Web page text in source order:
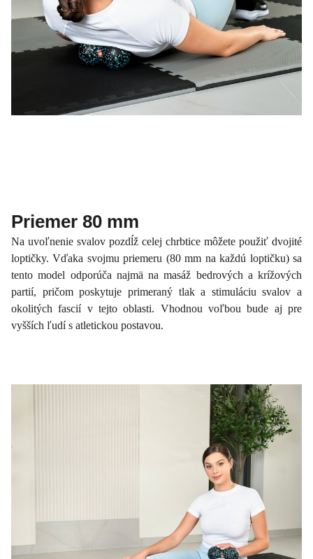
Priemer 80 mm
Na uvoľnenie svalov pozdĺž celej chrbtice môžete použiť dvojité
loptičky. Vďaka svojmu priemeru (80 mm na každú loptičku) sa
tento model odporúča najmä na masáž bedrových a krížových
partií, pričom poskytuje primeraný tlak a stimuláciu svalov a
okolitých fascií v tejto oblasti. Vhodnou voľbou bude aj pre
vyšších ľudí s atletickou postavou.